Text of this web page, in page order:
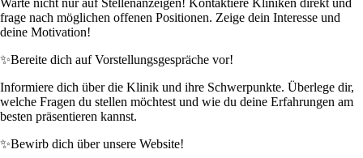
Warte nicht nur auf Stellenanzeigen! Kontaktiere Kliniken direkt und
frage nach möglichen offenen Positionen. Zeige dein Interesse und
deine Motivation!
✨Bereite dich auf Vorstellungsgespräche vor!
Informiere dich über die Klinik und ihre Schwerpunkte. Überlege dir,
welche Fragen du stellen möchtest und wie du deine Erfahrungen am
besten präsentieren kannst.
✨Bewirb dich über unsere Website!